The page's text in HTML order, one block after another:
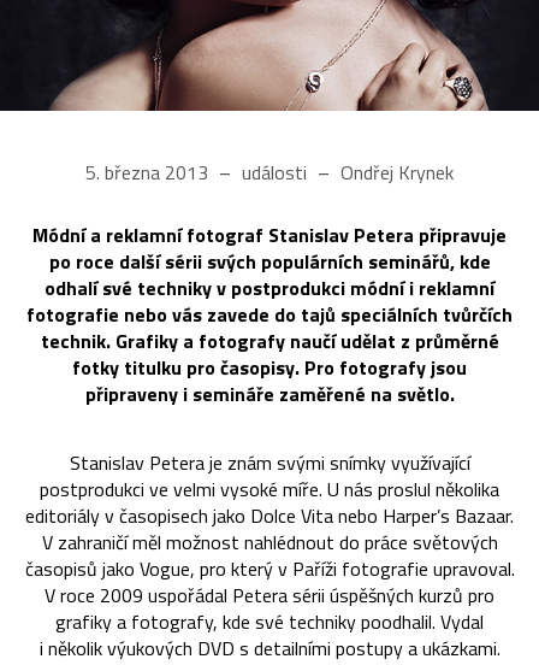
5. března 2013 události Ondřej Krynek
Módní a reklamní fotograf Stanislav Petera připravuje
po roce další sérii svých populárních seminářů, kde
odhalí své techniky v postprodukci módní i reklamní
fotografie nebo vás zavede do tajů speciálních tvůrčích
technik. Grafiky a fotografy naučí udělat z průměrné
fotky titulku pro časopisy. Pro fotografy jsou
připraveny i semináře zaměřené na světlo.
Stanislav Petera je znám svými snímky využívající
postprodukci ve velmi vysoké míře. U nás proslul několika
editoriály v časopisech jako Dolce Vita nebo Harper’s Bazaar.
V zahraničí měl možnost nahlédnout do práce světových
časopisů jako Vogue, pro který v Paříži fotografie upravoval.
V roce 2009 uspořádal Petera sérii úspěšných kurzů pro
grafiky a fotografy, kde své techniky poodhalil. Vydal
i několik výukových DVD s detailními postupy a ukázkami.